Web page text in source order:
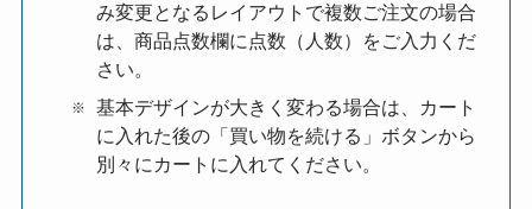
み変更となるレイアウトで複数ご注文の場合
は、商品点数欄に点数（人数）をご入力くだ
さい。
基本デザインが大きく変わる場合は、カート
に入れた後の「買い物を続ける」ボタンから
別々にカートに入れてください。